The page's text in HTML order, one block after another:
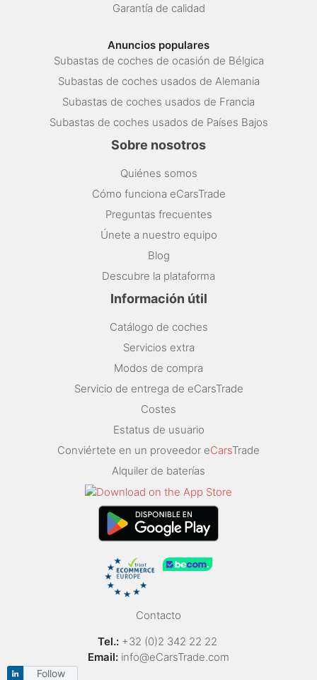
Garantía de calidad
Anuncios populares
Subastas de coches de ocasión de Bélgica
Subastas de coches usados de Alemania
Subastas de coches usados de Francia
Subastas de coches usados de Países Bajos
Sobre nosotros
Quiénes somos
Cómo funciona eCarsTrade
Preguntas frecuentes
Únete a nuestro equipo
Blog
Descubre la plataforma
Información útil
Catálogo de coches
Servicios extra
Modos de compra
Servicio de entrega de eCarsTrade
Costes
Estatus de usuario
Conviértete en un proveedor eCarsTrade
Alquiler de baterías
Contacto
Tel.: +32 (0)2 342 22 22
Email: info@eCarsTrade.com
Follow